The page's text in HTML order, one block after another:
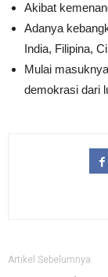
Akibat
Adanya
India, Filipina,
Mulai
demokrasi dari
Artikel Sebelumnya